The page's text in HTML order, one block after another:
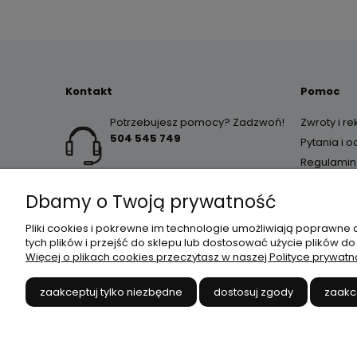
Kontakt
Potrzebujesz pomocy? Zadzwoń!
504 545 749
Pomoc
Zwroty i
Pytania i
Regulamin
Dbamy o Twoją prywatność
Pliki cookies i pokrewne im technologie umożliwiają
tych plików i przejść do sklepu lub dostosować użycie plików
Więcej o plikach cookies przeczytasz w naszej Polityce
zaakceptuj tylko niezbędne dostosuj zgody